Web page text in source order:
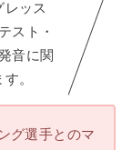
レッス
スト・
音に関
。
グ選手とのマ